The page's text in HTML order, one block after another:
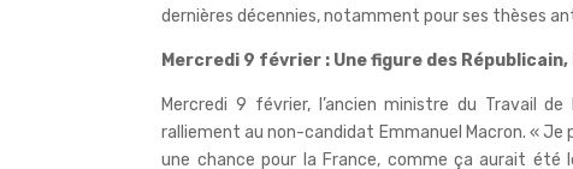
dernières décennies, notamment pour ses thèses
Mercredi 9 février : Une figure des
Mercredi 9 février, l’ancien ministre du Travail
ralliement au non-candidat Emmanuel Macron. « Je
une chance pour la France, comme ça aurait